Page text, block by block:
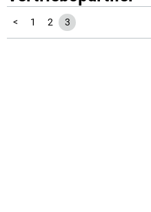
< 1 2 3